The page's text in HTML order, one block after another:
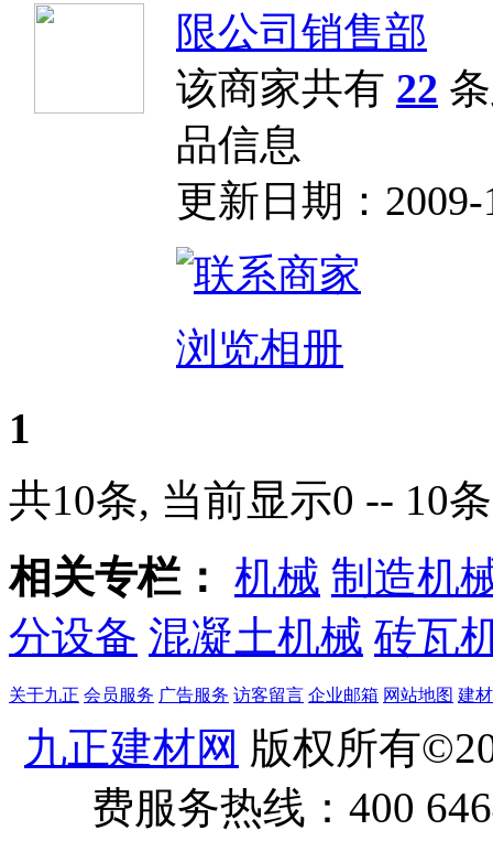
限公司销售部
该商家共有 22
品信息
更新日期：2009-
浏览相册
1
共10条, 当前显示0 -- 10
相关专栏： 机械 制造机
分设备 混凝土机械 砖瓦
关于九正 会员服务 广告服务 访客留言 企业邮箱 网站地图 建
九正建材网 版权所有
费服务热线：400